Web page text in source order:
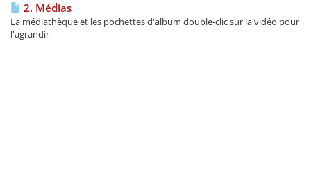
2. Médias
La médiathèque et les pochettes d'album double-clic sur la vidéo pour
l'agrandir